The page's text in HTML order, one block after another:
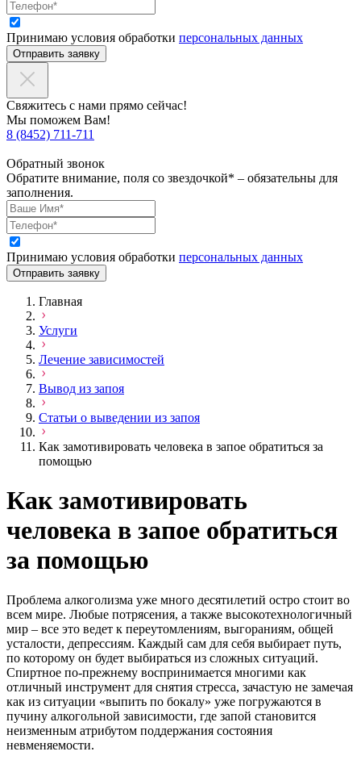
Принимаю условия обработки персональных данных
Отправить заявку
Свяжитесь с нами прямо сейчас!
Мы поможем Вам!
8 (8452) 711-711
Обратный звонок
Обратите внимание, поля со звездочкой* – обязательны для
заполнения.
Принимаю условия обработки персональных данных
Отправить заявку
Главная
Услуги
Лечение зависимостей
Вывод из запоя
Статьи о выведении из запоя
Как замотивировать человека в запое обратиться за
помощью
Как замотивировать
человека в запое обратиться
за помощью
Проблема алкоголизма уже много десятилетий остро стоит во
всем мире. Любые потрясения, а также высокотехнологичный
мир – все это ведет к переутомлениям, выгораниям, общей
усталости, депрессиям. Каждый сам для себя выбирает путь,
по которому он будет выбираться из сложных ситуаций.
Спиртное по-прежнему воспринимается многими как
отличный инструмент для снятия стресса, зачастую не замечая
как из ситуации «выпить по бокалу» уже погружаются в
пучину алкогольной зависимости, где запой становится
неизменным атрибутом поддержания состояния
невменяемости.